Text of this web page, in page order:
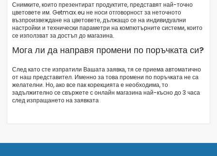
Снимките, които презентират продуктите, представят най-точно
цветовете им. Getmax.eu не носи отговорност за неточното
възпроизвеждане на цветовете, дължащо се на индивидуални
настройки и технически параметри на компютърните системи, които
се използват за достъп до магазина.
Мога ли да направя промени по поръчката си?
След като сте изпратили Вашата заявка, тя се приема автоматично
от наш представител. Именно за това промени по поръчката не са
желателни. Но, ако все пак корекцията е необходима, то
задължително се свържете с онлайн магазина най-късно до 3 часа
след изпращането на заявката